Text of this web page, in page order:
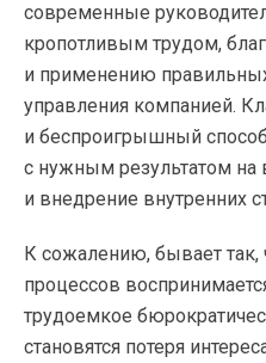
современные
кропотливым трудом,
и применению
управления компанией.
и беспроигрышный
с нужным результатом на
и внедрение внутренних
К сожалению, бывает так,
процессов
трудоемкое
становятся потеря